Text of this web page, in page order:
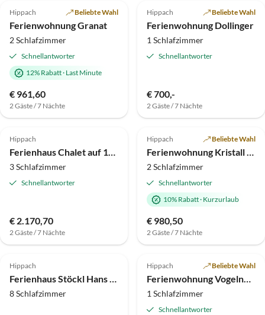
Hippach Beliebte Wahl
Ferienwohnung Granat
2 Schlafzimmer
Schnellantworter
12% Rabatt· Last Minute
€ 961,60
2 Gäste / 7 Nächte
Hippach Beliebte Wahl
Ferienwohnung Dollinger
1 Schlafzimmer
Schnellantworter
€ 700,-
2 Gäste / 7 Nächte
4.8 (1)
Hippach
Ferienhaus Chalet auf 1700m mit Panorama Ausblick
3 Schlafzimmer
Schnellantworter
€ 2.170,70
2 Gäste / 7 Nächte
Top-Inserat
Hippach Beliebte Wahl
Ferienwohnung Kristall Sommer
2 Schlafzimmer
Schnellantworter
10% Rabatt· Kurzurlaub
€ 980,50
2 Gäste / 7 Nächte
Hippach
Ferienhaus Stöckl Hans u. Sabine
8 Schlafzimmer
Top-Inserat
Hippach Beliebte Wahl
Ferienwohnung Vogelnest
1 Schlafzimmer
Schnellantworter